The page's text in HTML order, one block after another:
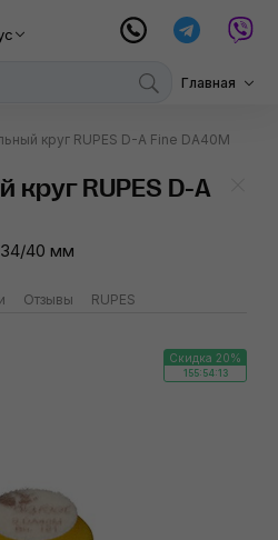
Главная
круг RUPES D-A Fine DA40M
RUPES D-A
40 мм
Отзывы RUPES
Скидка 20%
155:54:12